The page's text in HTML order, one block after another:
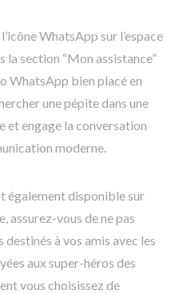
WhatsApp sur l’espace
la section “Mon assistance”
WhatsApp bien placé en
une pépite dans une
et engage la conversation
moderne.
également disponible sur
assurez-vous de ne pas
à vos amis avec les
aux super-héros des
vous choisissez de